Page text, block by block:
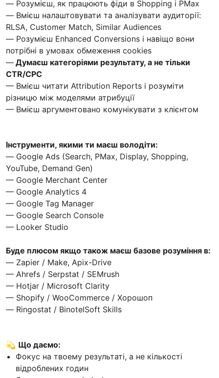
— Розумієш, як працюють фіди в Shopping і PMax
— Вмієш налаштовувати та аналізувати аудиторії:
RLSA, Customer Match, Similar Audiences
— Розумієш Enhanced Conversions і навіщо вони
потрібні в умовах обмеження cookies
— Думаєш категоріями результату, а не тільки
CTR/CPC
— Вмієш читати Attribution Reports і розуміти
різницю між моделями атрибуції
— Вмієш аргументовано комунікувати з клієнтом
Інструменти, якими ти маєш володіти:
— Google Ads (Search, PMax, Display, Shopping,
YouTube, Demand Gen)
— Google Merchant Center
— Google Analytics 4
— Google Tag Manager
— Google Search Console
— Looker Studio
Буде плюсом якщо також маєш базове розуміння в:
— Zapier / Make, Apix-Drive
— Ahrefs / Serpstat / SEMrush
— Hotjar / Microsoft Clarity
— Shopify / WooCommerce / Хорошоп
— Ringostat / BinotelSoft Skills
💫 Що даємо:
Фокус на твоему результаті, а не кількості
відроблених годин